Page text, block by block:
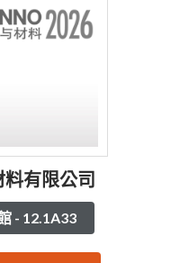
有限公司
- 12.1A33